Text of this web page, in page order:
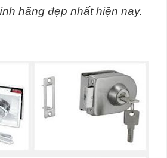
hãng đẹp nhất hiện nay.